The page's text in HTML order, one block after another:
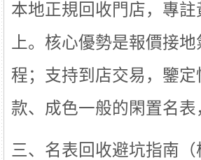
本地正規回收門店，專
上。核心優勢是報價接
程；支持到店交易，鑒
款、成色一般的閑置名表
三、名表回收避坑指南（